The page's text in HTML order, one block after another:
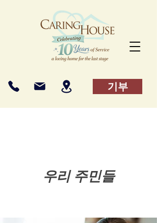
기부
우리 주민들